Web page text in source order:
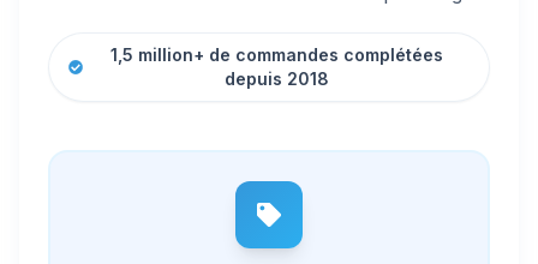
1,5 million+ de commandes complétées
depuis 2018